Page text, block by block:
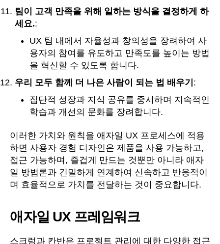
팀이 고객 만족을 위해 일하는 방식을 결정하게 하
세요.:
UX 팀 내에서 자율성과 창의성을 장려하여 사
용자의 참여를 유도하고 만족도를 높이는 방법
을 혁신할 수 있도록 합니다.
우리 모두 함께 더 나은 사람이 되는 법 배우기 :
집단적 성장과 지식 공유를 중시하며 지속적인
학습과 개선의 문화를 장려합니다.
이러한 가치와 원칙을 애자일 UX 프로세스에 적용
하면 사용자 경험 디자인은 제품을 사용 가능하고,
접근 가능하며, 즐겁게 만드는 것뿐만 아니라 애자
일 방법론과 긴밀하게 연계하여 신속하고 반응적이
며 효율적으로 가치를 전달하는 것이 중요합니다.
애자일 UX 프레임워크
스크럼과 칸반은 프로젝트 관리에 대한 다양한 접근